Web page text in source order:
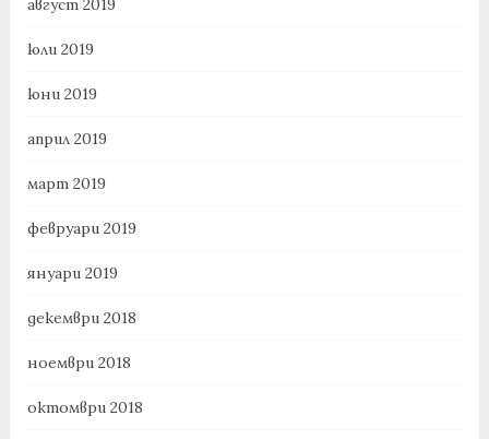
август 2019
юли 2019
юни 2019
април 2019
март 2019
февруари 2019
януари 2019
декември 2018
ноември 2018
октомври 2018